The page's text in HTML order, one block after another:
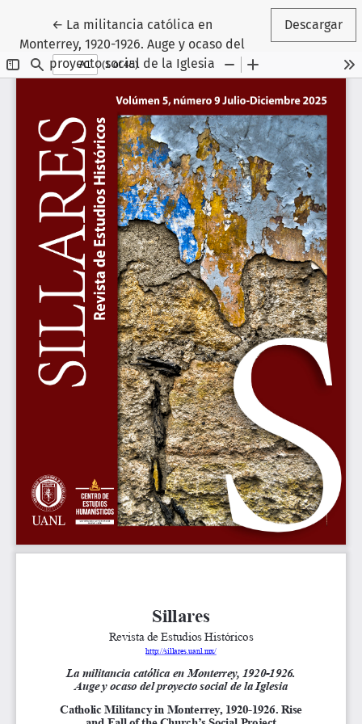
← Volver a los detalles del artículo
La militancia católica en
Monterrey, 1920-1926. Auge y ocaso del
proyecto social de la Iglesia
Descargar